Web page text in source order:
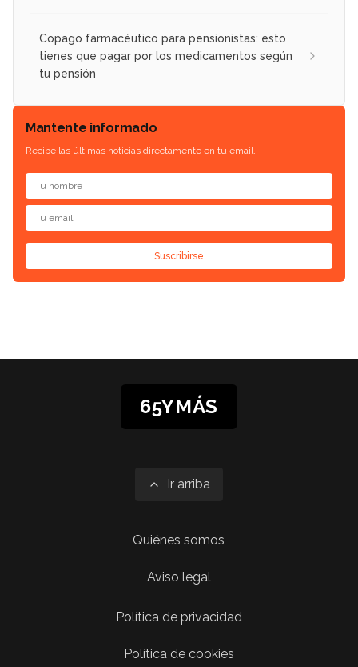
Copago farmacéutico para pensionistas: esto
tienes que pagar por los medicamentos según
tu pensión
Mantente informado
Recibe las últimas noticias directamente en tu email.
Suscribirse
65YMÁS
Ir arriba
Quiénes somos
Aviso legal
Política de privacidad
Política de cookies